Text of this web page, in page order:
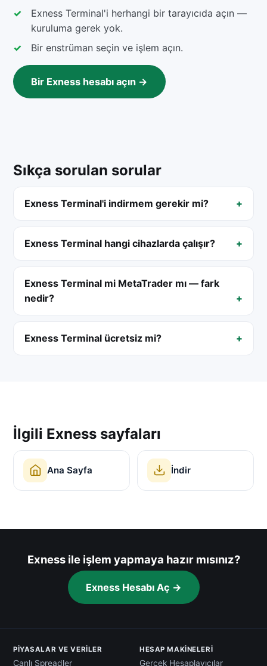
Exness Terminal'i herhangi bir tarayıcıda açın —
kuruluma gerek yok.
Bir enstrüman seçin ve işlem açın.
Bir Exness hesabı açın →
Sıkça sorulan sorular
Exness Terminal'i indirmem gerekir mi?
Exness Terminal hangi cihazlarda çalışır?
Exness Terminal mi MetaTrader mı — fark
nedir?
Exness Terminal ücretsiz mi?
İlgili Exness sayfaları
Ana Sayfa İndir
Exness ile işlem yapmaya hazır mısınız?
Exness Hesabı Aç →
PIYASALAR VE VERILER
Canlı Spreadler
HESAP MAKINELERI
Gerçek Hesaplayıcılar